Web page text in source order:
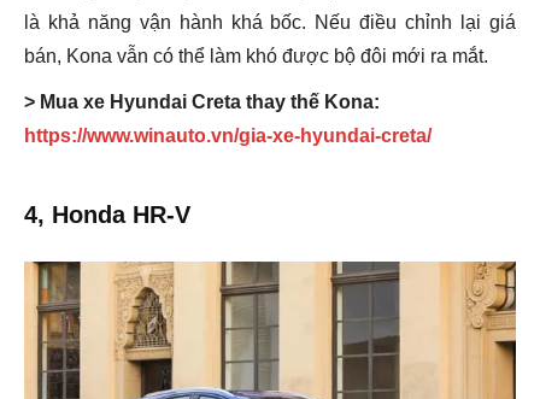
là khả năng vận hành khá bốc. Nếu điều chỉnh lại giá
bán, Kona vẫn có thể làm khó được bộ đôi mới ra mắt.
> Mua xe Hyundai Creta thay thế Kona:
https://www.winauto.vn/gia-xe-hyundai-creta/
4, Honda HR-V